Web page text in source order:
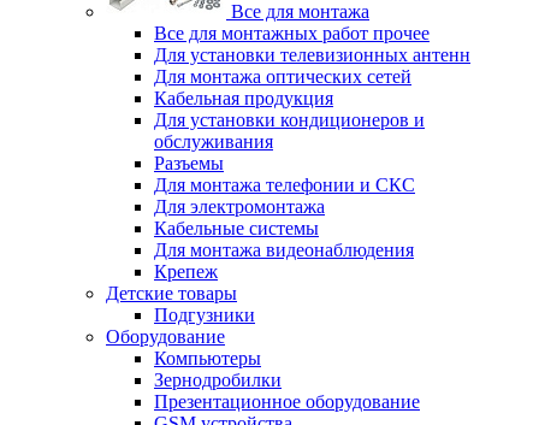
Все для монтажа
Все для монтажных работ прочее
Для установки телевизионных антенн
Для монтажа оптических сетей
Кабельная продукция
Для установки кондиционеров и
обслуживания
Разъемы
Для монтажа телефонии и СКС
Для электромонтажа
Кабельные системы
Для монтажа видеонаблюдения
Крепеж
Детские товары
Подгузники
Оборудование
Компьютеры
Зернодробилки
Презентационное оборудование